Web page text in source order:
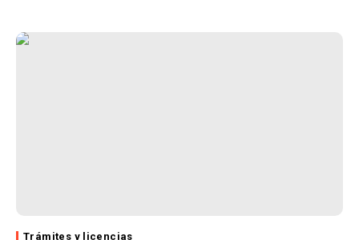
Trámites y licencias